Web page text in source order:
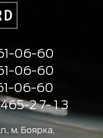
06-60
06-60
06-60
2 7- 1 3
м. Боярка,